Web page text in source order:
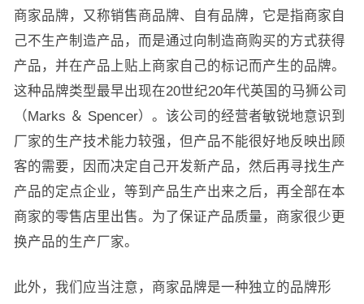
商家品牌，又称销售商品牌、自有品牌，它是指商家自
己不生产制造产品，而是通过向制造商购买的方式获得
产品，并在产品上贴上商家自己的标记而产生的品牌。
这种品牌类型最早出现在20世纪20年代英国的马狮公司
（Marks ＆ Spencer）。该公司的经营者敏锐地意识到
厂家的生产技术能力较强，但产品不能很好地反映出顾
客的需要，因而决定自己开发新产品，然后再寻找生产
产品的定点企业，等到产品生产出来之后，再全部在本
商家的零售店里出售。为了保证产品质量，商家很少更
换产品的生产厂家。
此外，我们应当注意，商家品牌是一种独立的品牌形